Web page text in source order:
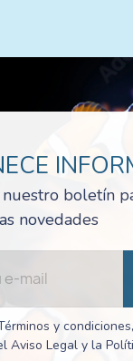
boletín
novedades
y
Aviso Legal y la